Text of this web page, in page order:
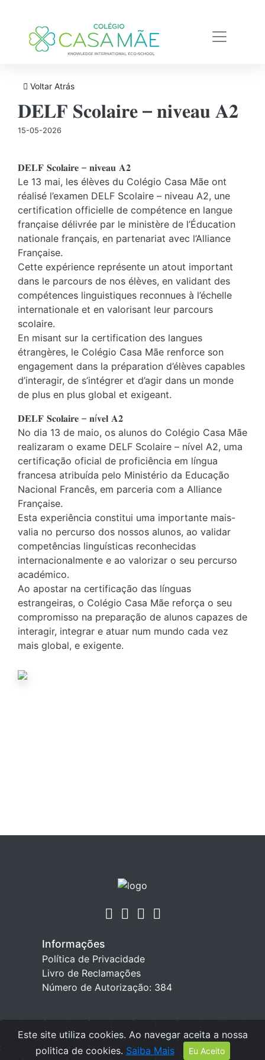
Voltar Atrás
𝐃𝐄𝐋𝐅 𝐒𝐜𝐨𝐥𝐚𝐢𝐫𝐞 – 𝐧𝐢𝐯𝐞𝐚𝐮 𝐀𝟐
15-05-2026
𝐃𝐄𝐋𝐅 𝐒𝐜𝐨𝐥𝐚𝐢𝐫𝐞 – 𝐧𝐢𝐯𝐞𝐚𝐮 𝐀𝟐
Le 13 mai, les élèves du Colégio Casa Mãe ont
réalisé l’examen DELF Scolaire – niveau A2, une
certification officielle de compétence en langue
française délivrée par le ministère de l’Éducation
nationale français, en partenariat avec l’Alliance
Française.
Cette expérience représente un atout important
dans le parcours de nos élèves, en validant des
compétences linguistiques reconnues à l’échelle
internationale et en valorisant leur parcours
scolaire.
En misant sur la certification des langues
étrangères, le Colégio Casa Mãe renforce son
engagement dans la préparation d’élèves capables
d’interagir, de s’intégrer et d’agir dans un monde
de plus en plus global et exigeant.
𝐃𝐄𝐋𝐅 𝐒𝐜𝐨𝐥𝐚𝐢𝐫𝐞 – 𝐧í𝐯𝐞𝐥 𝐀𝟐
No dia 13 de maio, os alunos do Colégio Casa Mãe
realizaram o exame DELF Scolaire – nível A2, uma
certificação oficial de proficiência em língua
francesa atribuída pelo Ministério da Educação
Nacional Francês, em parceria com a Alliance
Française.
Esta experiência constitui uma importante mais-
valia no percurso dos nossos alunos, ao validar
competências linguísticas reconhecidas
internacionalmente e ao valorizar o seu percurso
académico.
Ao apostar na certificação das línguas
estrangeiras, o Colégio Casa Mãe reforça o seu
compromisso na preparação de alunos capazes de
interagir, integrar e atuar num mundo cada vez
mais global, e exigente.
Este site utiliza cookies. Ao navegar aceita a nossa
politica de cookies. Saiba Mais Eu Aceito
Informações
Política de Privacidade
Livro de Reclamações
Número de Autorização: 384
E-Community
E-Schooling - Professores